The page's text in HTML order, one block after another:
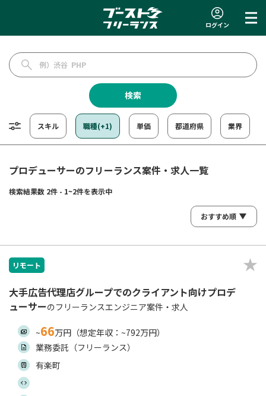
ログイン
検索
スキル 職種(+1) 単価 都道府県 業界
プロデューサーのフリーランス案件・求人一覧
検索結果数 2件 - 1~2件を表示中
リモート
大手広告代理店グループでのクライアント向けプロデ
ューサーのフリーランスエンジニア案件・求人
~66万円（想定年収：~792万円）
業務委託（フリーランス）
有楽町